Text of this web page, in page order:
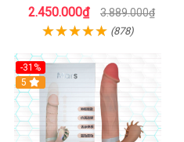
Hưởng
2.450.000₫ 3.889.000₫
(878)
-31%
5